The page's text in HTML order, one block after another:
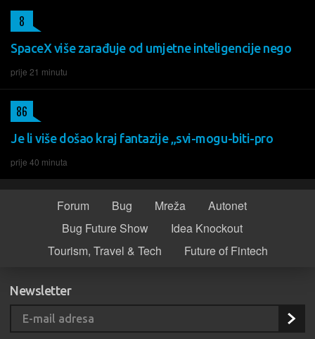
SpaceX više zarađuje od umjetne inteligencije nego
prije 21 minutu
8
Je li više došao kraj fantazije „svi-mogu-biti-pro
prije 40 minuta
86
Forum Bug Mreža
Autonet
Bug Future Show
Idea Knockout
Tourism, Travel & Tech
Future of Fintech
Newsletter